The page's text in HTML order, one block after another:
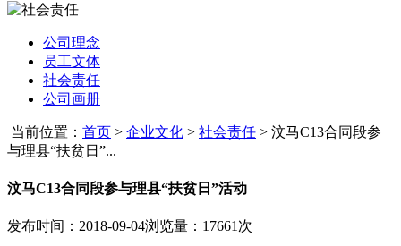
公司理念
员工文体
社会责任
公司画册
当前位置： 首页 > 企业文化 > 社会责任 > 汶马C13合同段参
与理县“扶贫日”...
汶马C13合同段参与理县“扶贫日”活动
发布时间：2018-09-04浏览量：17661次